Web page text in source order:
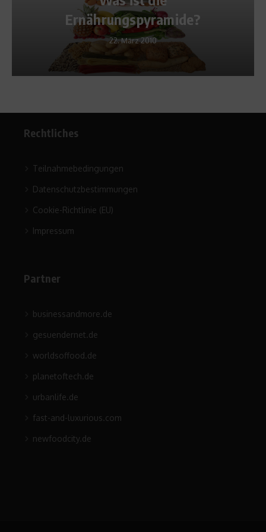
Ernährungspyramide?
22. März 2010
Rechtliches
Teilnahmebedingungen
Datenschutzbestimmungen
Cookie-Richtlinie (EU)
Impressum
Partner
businessandmore.de
gesuendernet.de
worldsoffood.de
planetoftech.de
urbanlife.de
fast-and-luxurious.com
newfoodcity.de